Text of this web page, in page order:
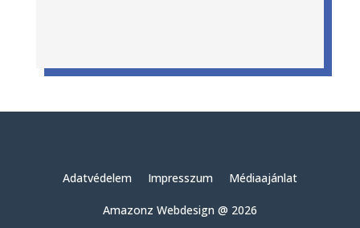
Adatvédelem Impresszum Médiaajánlat
Amazonz Webdesign @ 2026